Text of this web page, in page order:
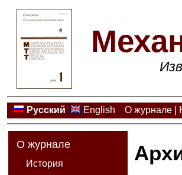
Русский English О журнале|
О журнале
История